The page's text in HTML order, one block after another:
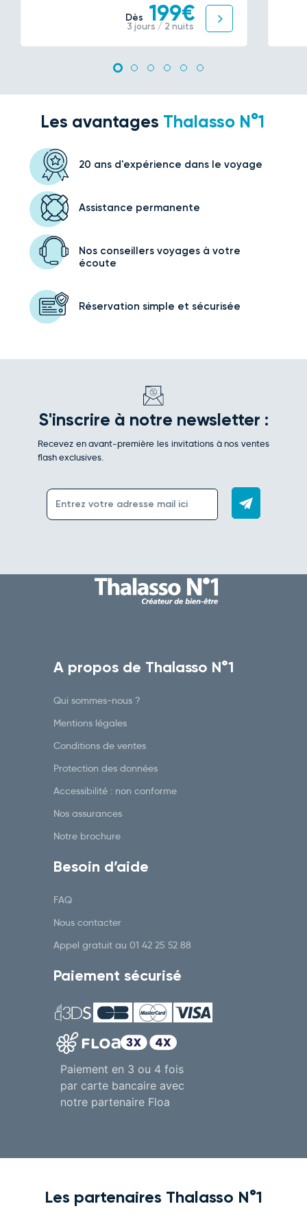
Dès 199€
3 jours / 2 nuits
Les avantages Thalasso N°1
20 ans d'expérience dans le voyage
Assistance permanente
Nos conseillers voyagesà votre
écoute
Réservation simple et sécurisée
S'inscrire à notre newsletter :
Recevez en avant-première les invitations à nos ventes
flash exclusives.
A propos de Thalasso N°1
Qui sommes-nous ?
Mentions légales
Conditions de ventes
Protection des données
Accessibilité : non conforme
Nos assurances
Notre brochure
Besoin d’aide
FAQ
Nous contacter
Appel gratuit au 01 42 25 52 88
Paiement sécurisé
Paiement en 3 ou 4 fois
par carte bancaire avec
notre partenaire Floa
Les partenaires Thalasso N°1